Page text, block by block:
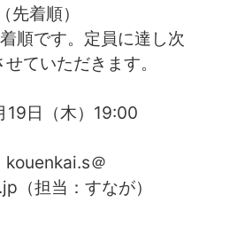
先着順）
順です。定員に達し次
ていただきます。
19日（木）19:00
kouenkai.s＠
（担当：すなが）